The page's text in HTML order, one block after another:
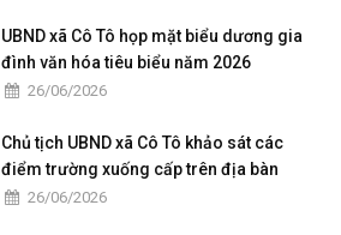
UBND xã Cô Tô họp mặt biểu dương gia
đình văn hóa tiêu biểu năm 2026
26/06/2026
Chủ tịch UBND xã Cô Tô khảo sát các
điểm trường xuống cấp trên địa bàn
26/06/2026